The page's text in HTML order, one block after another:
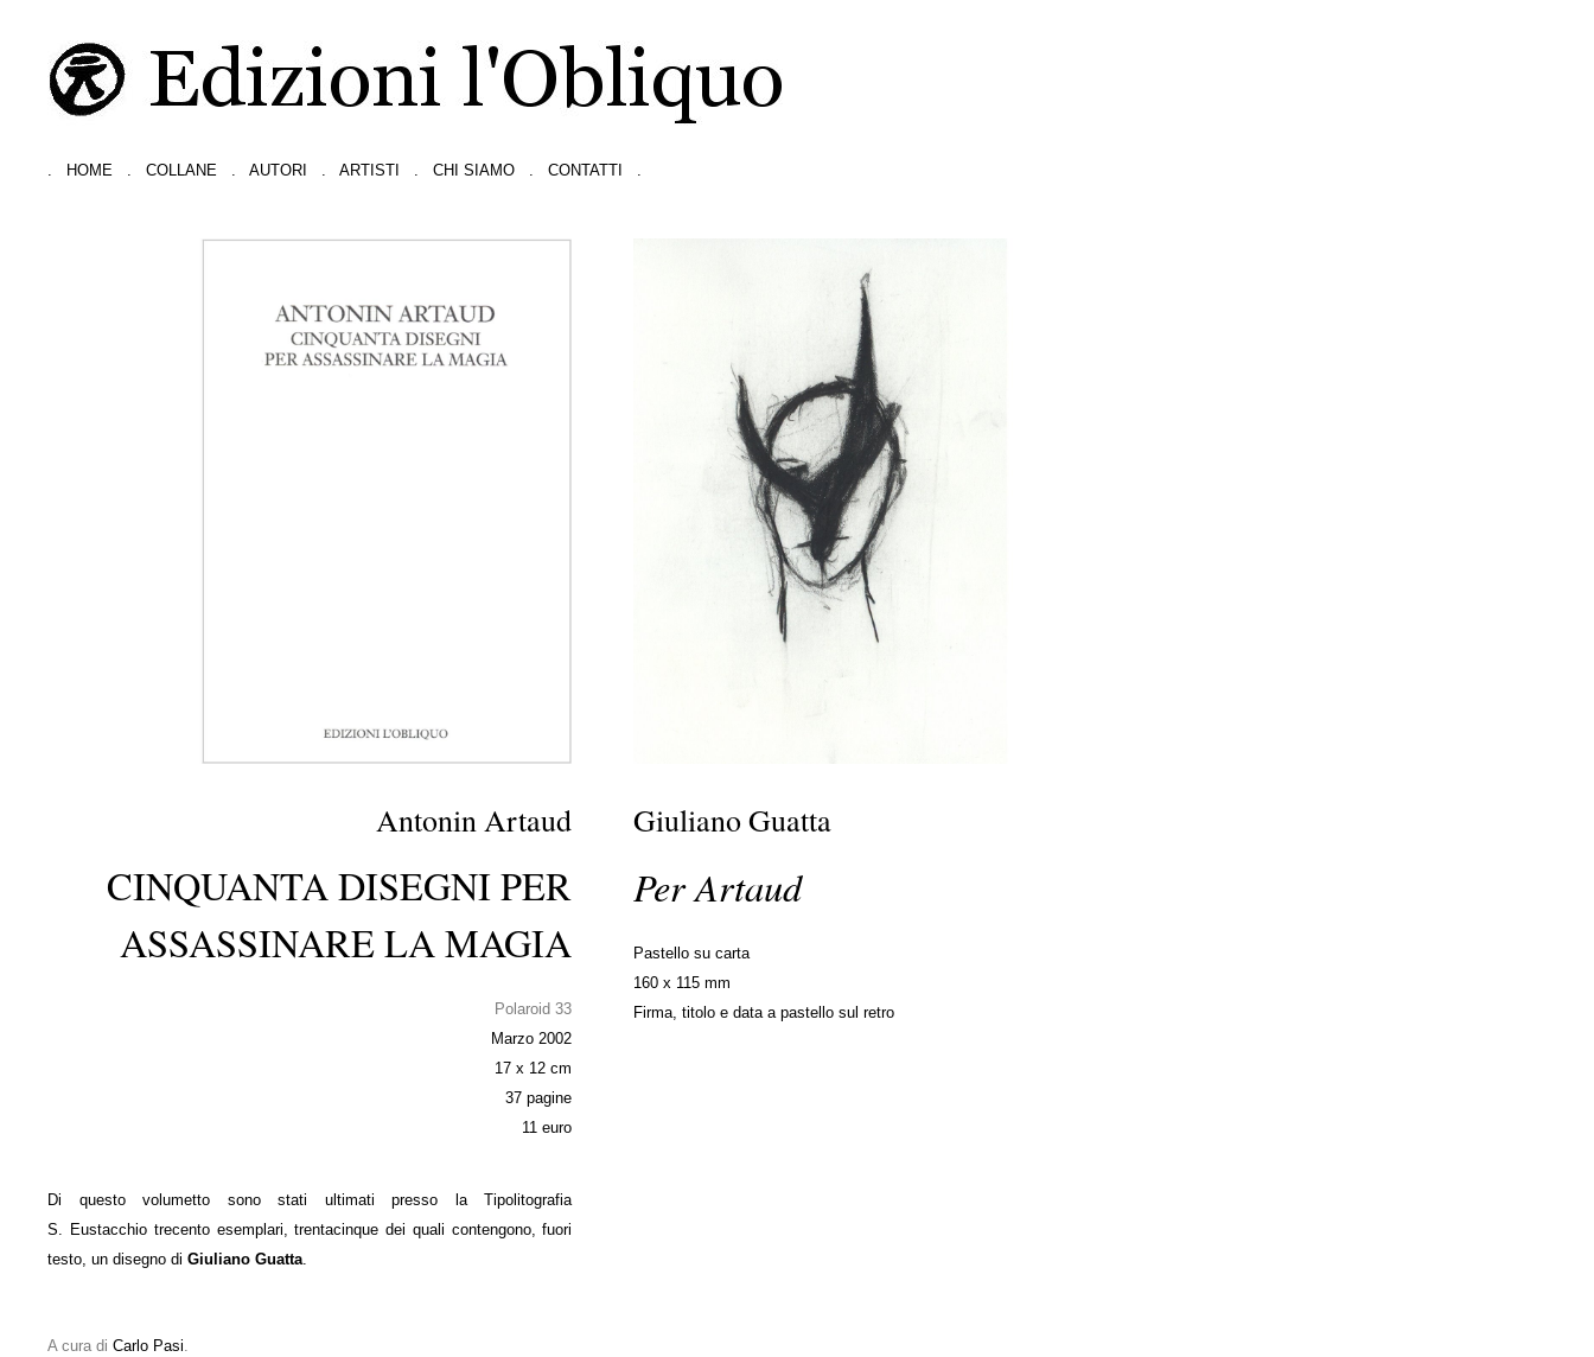
. HOME . COLLANE . AUTORI . ARTISTI . CHI SIAMO . CONTATTI .
Antonin Artaud
CINQUANTA DISEGNI PER
ASSASSINARE LA MAGIA
Polaroid 33
Marzo 2002
17 x 12 cm
37 pagine
11 euro
Di questo volumetto sono stati ultimati presso la Tipolitografia
S. Eustacchio trecento esemplari, trentacinque dei quali contengono, fuori
testo, un disegno diGiuliano Guatta
A cura diCarlo Pasi.
Giuliano Guatta
Per Artaud
Pastello su carta
160 x 115 mm
Firma, titolo e data a pastello sul retro